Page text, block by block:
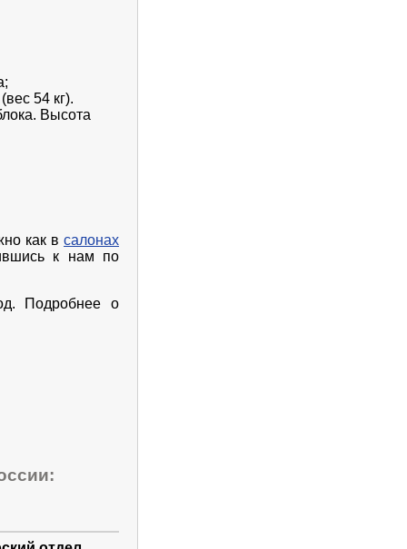
54 кг).
Высота
как всалонах
к нам по
Подробнее о